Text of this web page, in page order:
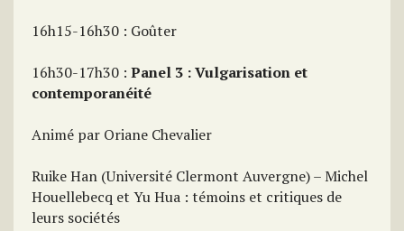
16h15-16h30 : Goûter
16h30-17h30 : Panel 3 : Vulgarisation et
contemporanéité
Animé par Oriane Chevalier
Ruike Han (Université Clermont Auvergne) – Michel
Houellebecq et Yu Hua : témoins et critiques de
leurs sociétés